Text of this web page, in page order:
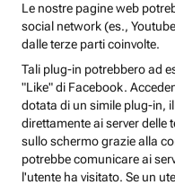
Le nostre pagine web
social network (es.,
dalle terze parti coinvolte.
Tali plug-in potrebbero ad
"Like" di Facebook.
dotata di un simile plug-in,
direttamente ai server delle
sullo schermo grazie alla
potrebbe comunicare ai
l'utente ha visitato. Se un